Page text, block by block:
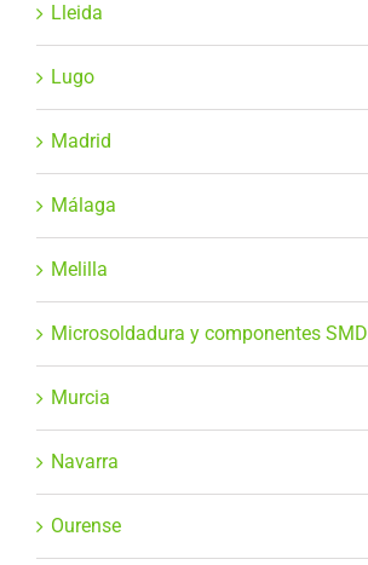
Lleida
Lugo
Madrid
Málaga
Melilla
Microsoldadura y componentes SMD
Murcia
Navarra
Ourense